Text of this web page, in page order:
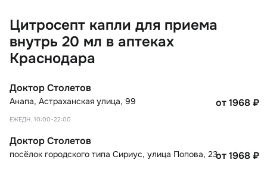
Цитросепт капли для приема
внутрь 20 мл в аптеках
Краснодара
Доктор Столетов
Анапа, Астраханская улица, 99
ЕЖЕДН. 10:00-22:00
от 1968₽
Доктор Столетов
посёлок городского типа Сириус, улица Попова, 23от 1968₽